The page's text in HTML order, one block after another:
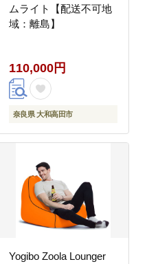
ムライト【配送不可地
域：離島】
110,000円
奈良県 大和高田市
Yogibo Zoola Lounger